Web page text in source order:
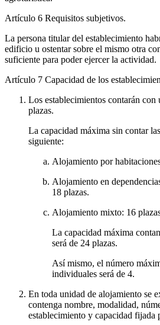
Artículo 6 Requisitos subjetivos.
La persona titular del establecimiento
edificio u ostentar sobre el mismo otra
suficiente para poder ejercer la actividad.
Artículo 7 Capacidad de los
Los establecimientos contarán
plazas.
La capacidad máxima sin contar
siguiente:
Alojamiento por
Alojamiento en
18 plazas.
Alojamiento mixto: 16
La capacidad máxima
será de 24 plazas.
Así mismo, el número
individuales será de 4.
En toda unidad de alojamiento se
contenga nombre, modalidad,
establecimiento y capacidad fijada